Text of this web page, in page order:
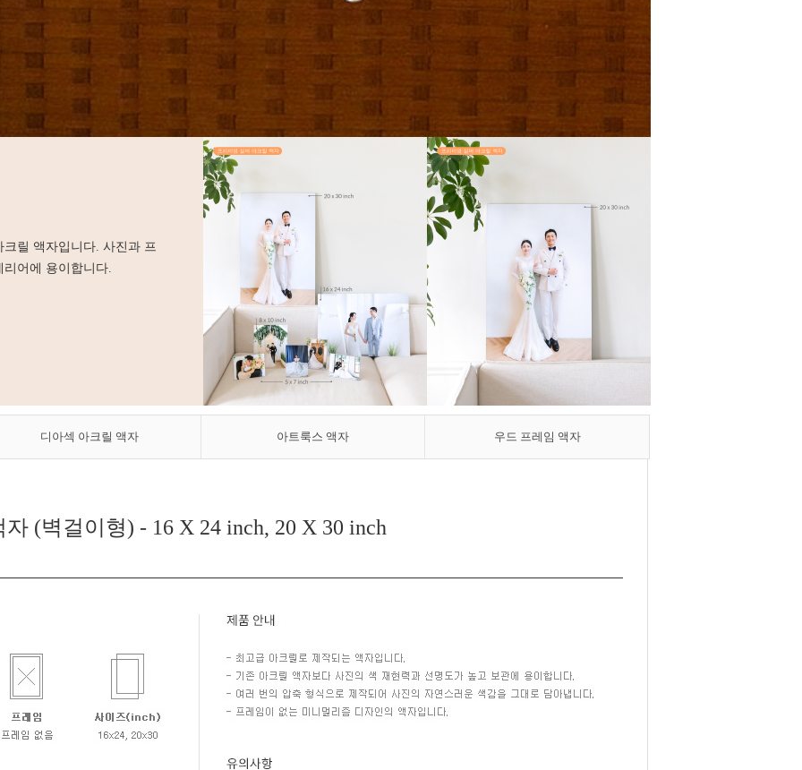
릴 액자입니다. 사진과 프
어에 용이합니다.
디아섹 아크릴 액자 아트룩스 액자 우드 프레임 액자
(벽걸이형) - 16 X 24 inch, 20 X 30 inch